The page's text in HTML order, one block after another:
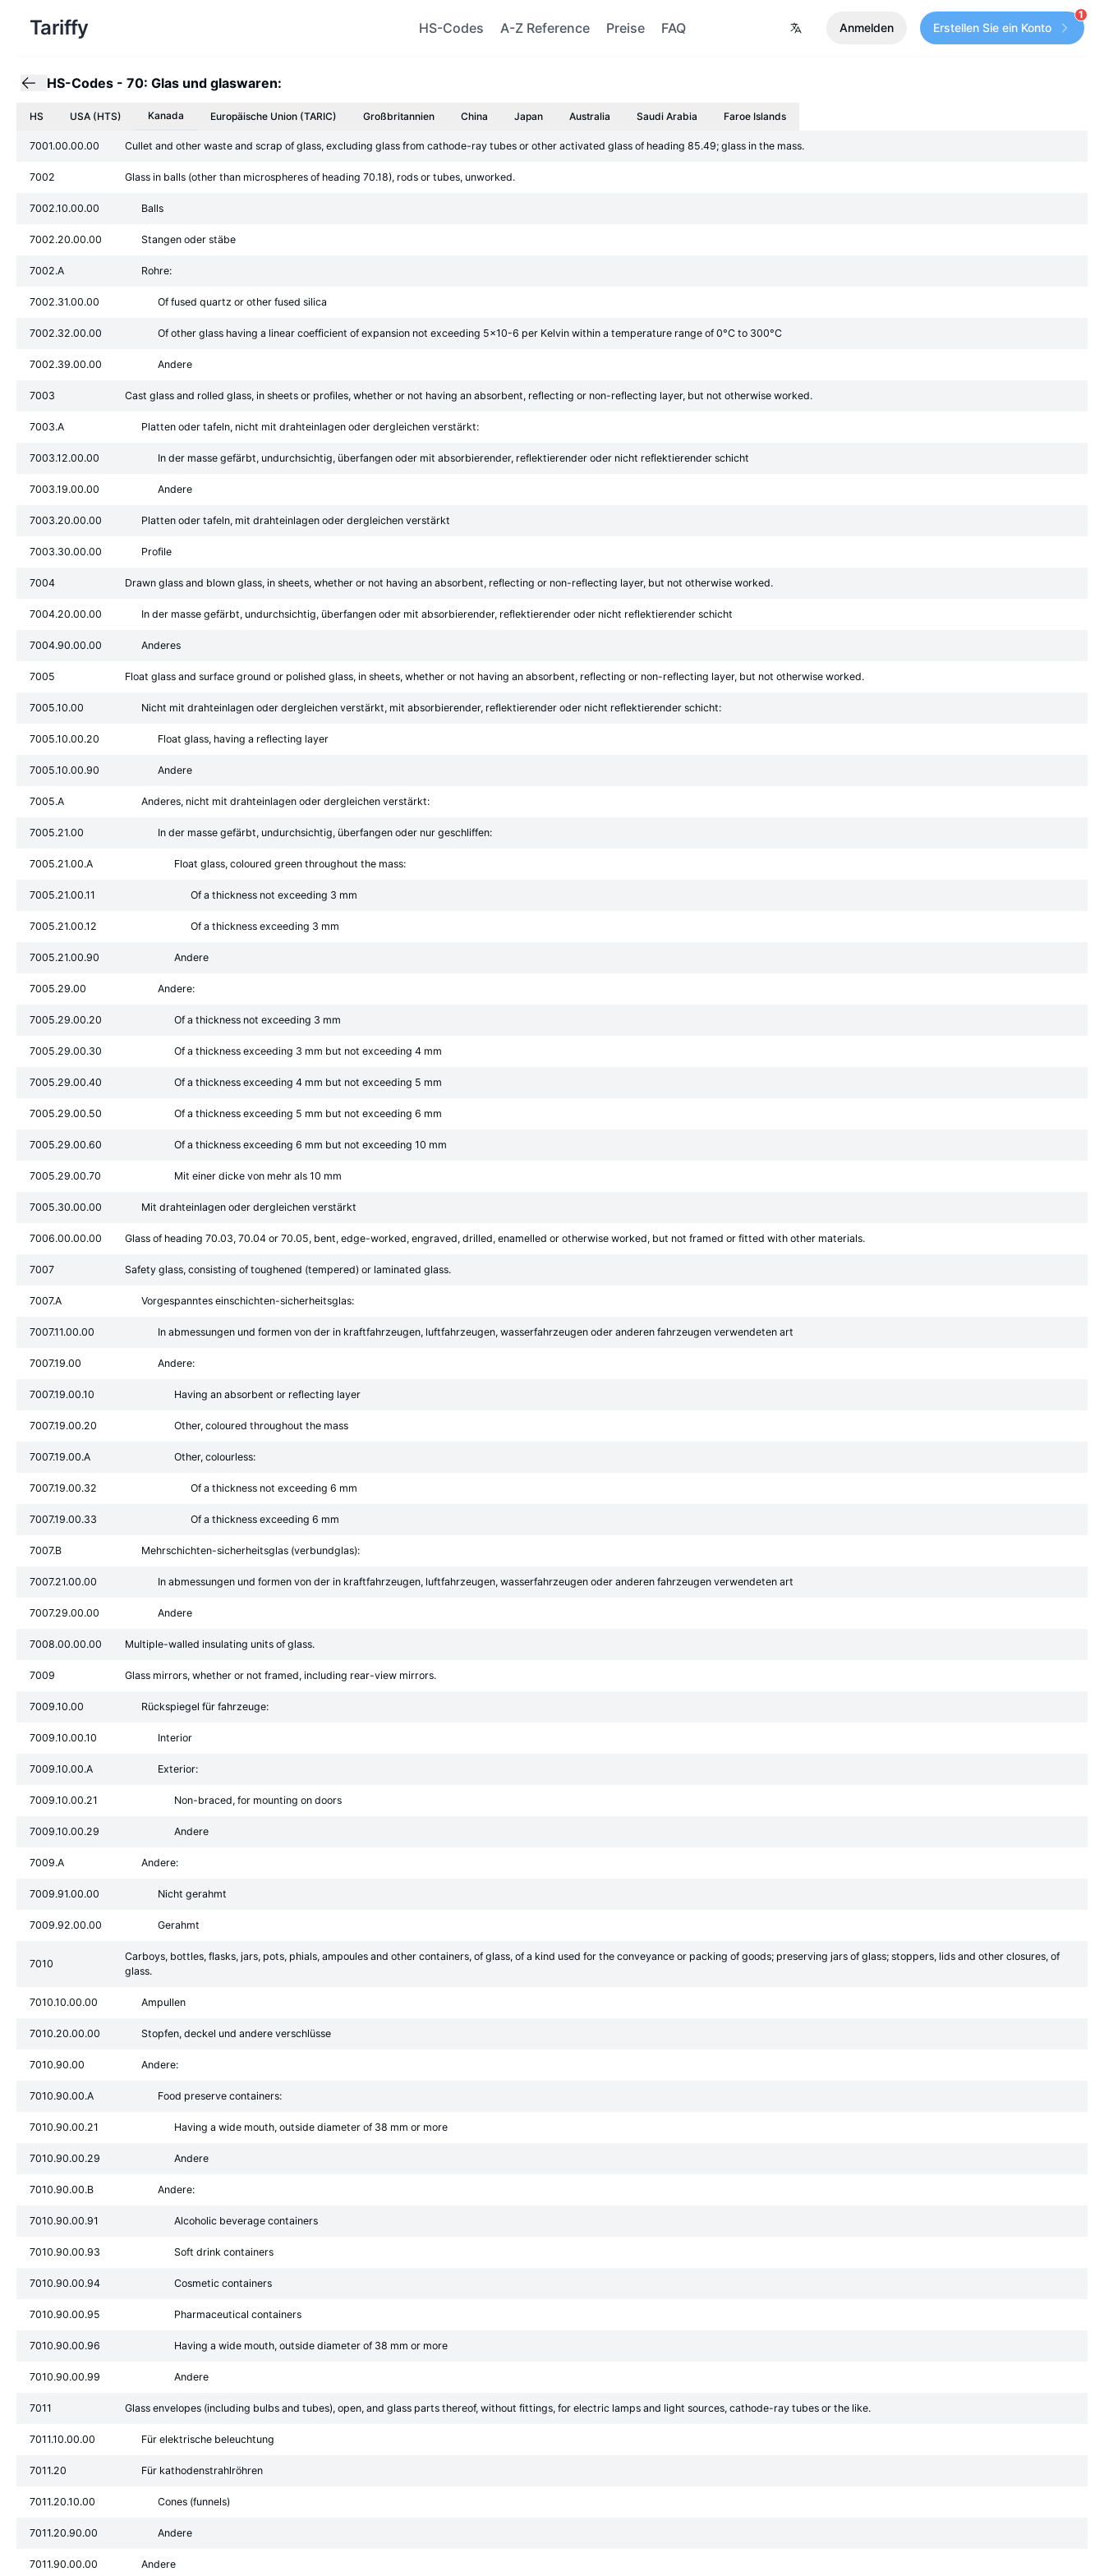
Tariffy HS-Codes A-Z Reference Preise FAQ Anmelden Erstellen Sie ein Konto
1
HS-Codes - 70: Glas und glaswaren:
HS USA (HTS) Kanada Europäische Union (TARIC) Großbritannien China Japan Australia Saudi Arabia Faroe Islands
7001.00.00.00 Cullet and other waste and scrap of glass, excluding glass from cathode-ray tubes or other activated glass of heading 85.49; glass in the mass.
7002 Glass in balls (other than microspheres of heading 70.18), rods or tubes, unworked.
7002.10.00.00 Balls
7002.20.00.00 Stangen oder stäbe
7002.A Rohre:
7002.31.00.00 Of fused quartz or other fused silica
7002.32.00.00 Of other glass having a linear coefficient of expansion not exceeding 5x10-6 per Kelvin within a temperature range of 0°C to 300°C
7002.39.00.00 Andere
7003 Cast glass and rolled glass, in sheets or profiles, whether or not having an absorbent, reflecting or non-reflecting layer, but not otherwise worked.
7003.A Platten oder tafeln, nicht mit drahteinlagen oder dergleichen verstärkt:
7003.12.00.00 In der masse gefärbt, undurchsichtig, überfangen oder mit absorbierender, reflektierender oder nicht reflektierender schicht
7003.19.00.00 Andere
7003.20.00.00 Platten oder tafeln, mit drahteinlagen oder dergleichen verstärkt
7003.30.00.00 Profile
7004 Drawn glass and blown glass, in sheets, whether or not having an absorbent, reflecting or non-reflecting layer, but not otherwise worked.
7004.20.00.00 In der masse gefärbt, undurchsichtig, überfangen oder mit absorbierender, reflektierender oder nicht reflektierender schicht
7004.90.00.00 Anderes
7005 Float glass and surface ground or polished glass, in sheets, whether or not having an absorbent, reflecting or non-reflecting layer, but not otherwise worked.
7005.10.00 Nicht mit drahteinlagen oder dergleichen verstärkt, mit absorbierender, reflektierender oder nicht reflektierender schicht:
7005.10.00.20 Float glass, having a reflecting layer
7005.10.00.90 Andere
7005.A Anderes, nicht mit drahteinlagen oder dergleichen verstärkt:
7005.21.00 In der masse gefärbt, undurchsichtig, überfangen oder nur geschliffen:
7005.21.00.A Float glass, coloured green throughout the mass:
7005.21.00.11 Of a thickness not exceeding 3 mm
7005.21.00.12 Of a thickness exceeding 3 mm
7005.21.00.90 Andere
7005.29.00 Andere:
7005.29.00.20 Of a thickness not exceeding 3 mm
7005.29.00.30 Of a thickness exceeding 3 mm but not exceeding 4 mm
7005.29.00.40 Of a thickness exceeding 4 mm but not exceeding 5 mm
7005.29.00.50 Of a thickness exceeding 5 mm but not exceeding 6 mm
7005.29.00.60 Of a thickness exceeding 6 mm but not exceeding 10 mm
7005.29.00.70 Mit einer dicke von mehr als 10 mm
7005.30.00.00 Mit drahteinlagen oder dergleichen verstärkt
7006.00.00.00 Glass of heading 70.03, 70.04 or 70.05, bent, edge-worked, engraved, drilled, enamelled or otherwise worked, but not framed or fitted with other materials.
7007 Safety glass, consisting of toughened (tempered) or laminated glass.
7007.A Vorgespanntes einschichten-sicherheitsglas:
7007.11.00.00 In abmessungen und formen von der in kraftfahrzeugen, luftfahrzeugen, wasserfahrzeugen oder anderen fahrzeugen verwendeten art
7007.19.00 Andere:
7007.19.00.10 Having an absorbent or reflecting layer
7007.19.00.20 Other, coloured throughout the mass
7007.19.00.A Other, colourless:
7007.19.00.32 Of a thickness not exceeding 6 mm
7007.19.00.33 Of a thickness exceeding 6 mm
7007.B Mehrschichten-sicherheitsglas (verbundglas):
7007.21.00.00 In abmessungen und formen von der in kraftfahrzeugen, luftfahrzeugen, wasserfahrzeugen oder anderen fahrzeugen verwendeten art
7007.29.00.00 Andere
7008.00.00.00 Multiple-walled insulating units of glass.
7009 Glass mirrors, whether or not framed, including rear-view mirrors.
7009.10.00 Rückspiegel für fahrzeuge:
7009.10.00.10 Interior
7009.10.00.A Exterior:
7009.10.00.21 Non-braced, for mounting on doors
7009.10.00.29 Andere
7009.A Andere:
7009.91.00.00 Nicht gerahmt
7009.92.00.00 Gerahmt
7010
Carboys, bottles, flasks, jars, pots, phials, ampoules and other containers, of glass, of a kind used for the conveyance or packing of goods; preserving jars of glass; stoppers, lids and other closures, of
glass.
7010.10.00.00 Ampullen
7010.20.00.00 Stopfen, deckel und andere verschlüsse
7010.90.00 Andere:
7010.90.00.A Food preserve containers:
7010.90.00.21 Having a wide mouth, outside diameter of 38 mm or more
7010.90.00.29 Andere
7010.90.00.B Andere:
7010.90.00.91 Alcoholic beverage containers
7010.90.00.93 Soft drink containers
7010.90.00.94 Cosmetic containers
7010.90.00.95 Pharmaceutical containers
7010.90.00.96 Having a wide mouth, outside diameter of 38 mm or more
7010.90.00.99 Andere
7011 Glass envelopes (including bulbs and tubes), open, and glass parts thereof, without fittings, for electric lamps and light sources, cathode-ray tubes or the like.
7011.10.00.00 Für elektrische beleuchtung
7011.20 Für kathodenstrahlröhren
7011.20.10.00 Cones (funnels)
7011.20.90.00 Andere
7011.90.00.00 Andere